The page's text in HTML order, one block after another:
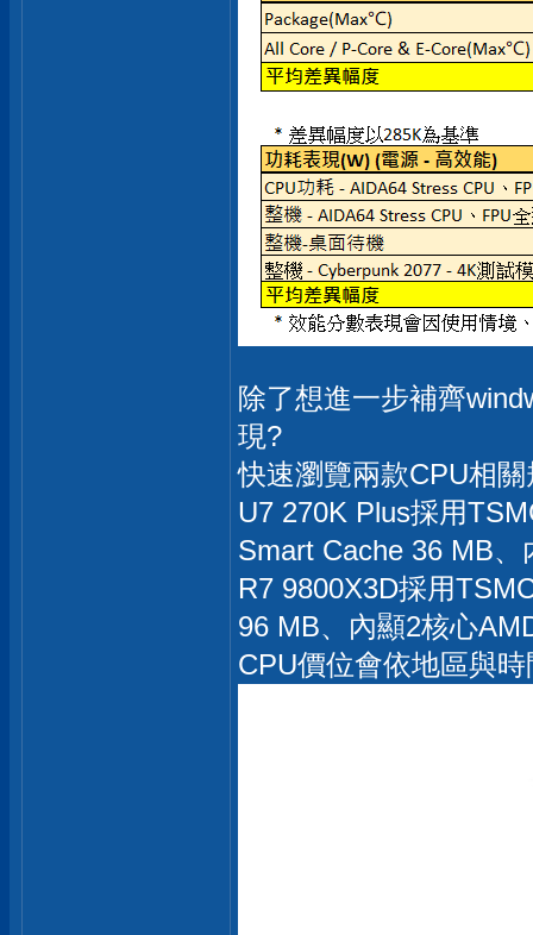
除了想進一步補齊
現?
快速瀏覽兩款CPU相
U7 270K Plus採用
Smart Cache 36 MB
R7 9800X3D採用
96 MB、內顯2核心
CPU價位會依地區與